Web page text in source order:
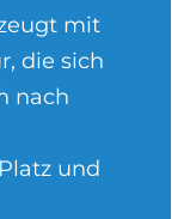
mit
die sich
nach
und